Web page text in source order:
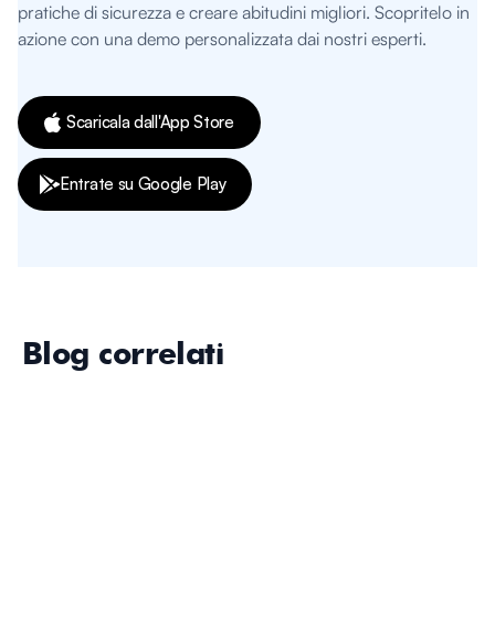
pratiche di sicurezza e creare abitudini migliori. Scopritelo in
azione con una demo personalizzata dai nostri esperti.
Scaricala dall'App Store
Entrate su Google Play
Blog correlati